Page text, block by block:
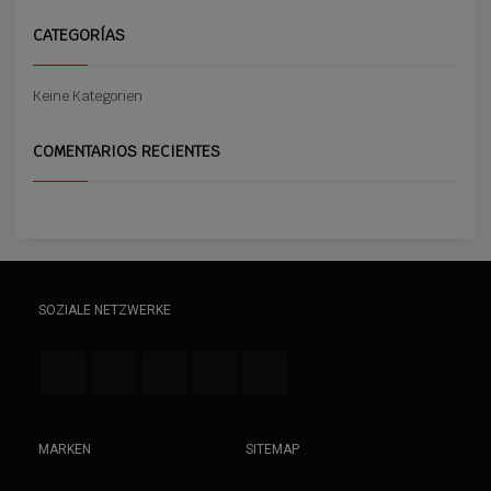
CATEGORÍAS
Keine Kategorien
COMENTARIOS RECIENTES
SOZIALE NETZWERKE
MARKEN SITEMAP